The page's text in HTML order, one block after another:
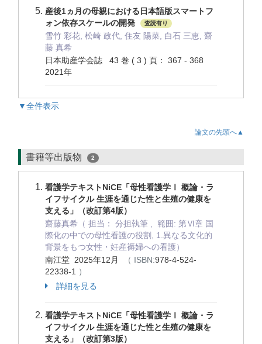
産後1ヵ月の母親における日本語版スマートフ
ォン依存スケールの開発
査読有り
雪竹 彩花, 松崎 政代, 住友 陽菜, 白石 三恵, 齋
藤 真希
日本助産学会誌 43 巻 ( 3 ) 頁： 367 - 368
2021年
▼全件表示
論文の先頭へ▲
書籍等出版物 2
看護学テキストNiCE「母性看護学Ⅰ 概論・ラ
イフサイクル 生涯を通じた性と生殖の健康を
支える」（改訂第4版）
齋藤真希（ 担当： 分担執筆 , 範囲: 第Ⅵ章 国
際化の中での母性看護の役割, 1.異なる文化的
背景をもつ女性・妊産褥婦への看護）
南江堂 2025年12月
（ ISBN:978-4-524-
22338-1 ）
詳細を見る
看護学テキストNiCE「母性看護学Ⅰ 概論・ラ
イフサイクル 生涯を通じた性と生殖の健康を
支える」（改訂第3版）